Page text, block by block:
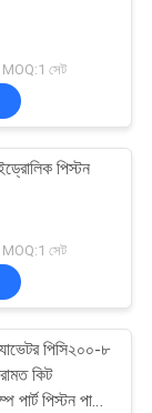
MOQ:1 সেট
পিস্টন
MOQ:1 সেট
পিসি২০০-৮
কিট
পার্ট পিস্টন পাম্প